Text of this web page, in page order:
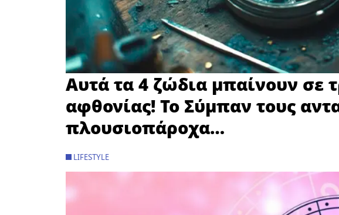
Αυτά τα 4 ζώδια μπαίνουν σε
αφθονίας! Το Σύμπαν τους
πλουσιοπάροχα…
LIFESTYLE